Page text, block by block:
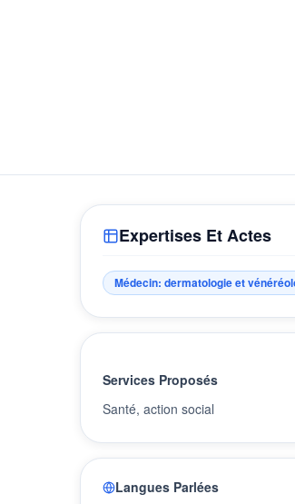
Expertises Et Actes
Médecin: dermatologie et
Services Proposés
Santé, action social
Langues Parlées